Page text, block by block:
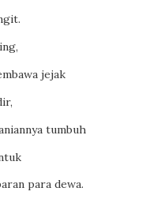
jejak
tumbuh
para dewa.